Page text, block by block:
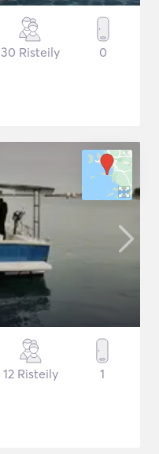
30 Risteily 0
12 Risteily 1